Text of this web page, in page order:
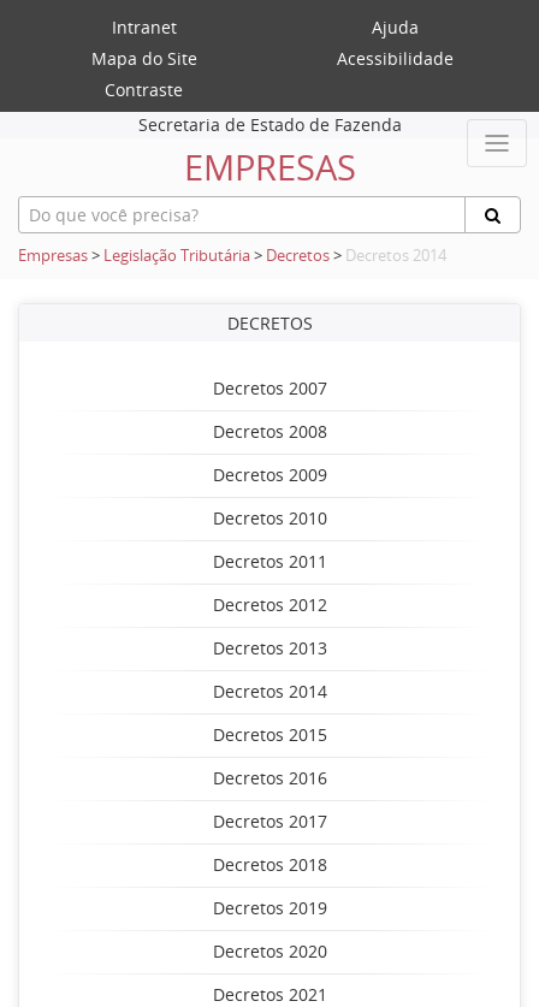
Intranet
Ajuda
Mapa do Site
Acessibilidade
Contraste
Secretaria de Estado de Fazenda
EMPRESAS
Empresas> Legislação Tributária> Decretos> Decretos 2014
DECRETOS
Decretos 2007
Decretos 2008
Decretos 2009
Decretos 2010
Decretos 2011
Decretos 2012
Decretos 2013
Decretos 2014
Decretos 2015
Decretos 2016
Decretos 2017
Decretos 2018
Decretos 2019
Decretos 2020
Decretos 2021